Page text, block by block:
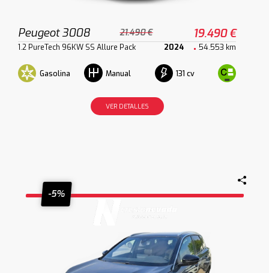
Peugeot 3008 21.490 € 19.490 €
1.2 PureTech 96KW SS Allure Pack 2024 54.553 km
Gasolina Manual 131 cv
VER DETALLES
-5%